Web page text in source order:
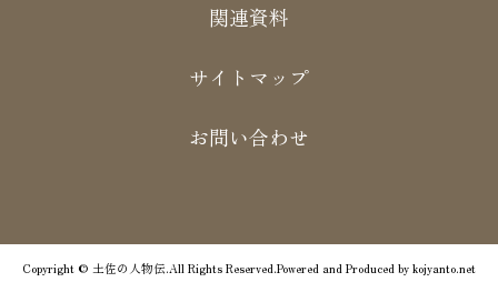
関連資料
サイトマップ
お問い合わせ
Copyright © 土佐の人物伝.All Rights Reserved.Powered and Produced by kojyanto.net